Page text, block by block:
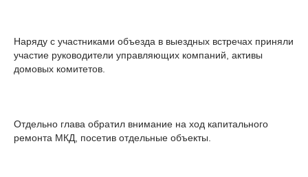
Наряду с участниками объезда в выездных встречах приняли
участие руководители управляющих компаний, активы
домовых комитетов.
Отдельно глава обратил внимание на ход капитального
ремонта МКД, посетив отдельные объекты.